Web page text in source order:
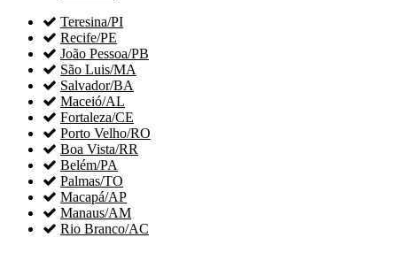
 Teresina/PI
 Recife/PE
 João Pessoa/PB
 São Luis/MA
 Salvador/BA
 Maceió/AL
 Fortaleza/CE
 Porto Velho/RO
 Boa Vista/RR
 Belém/PA
 Palmas/TO
 Macapá/AP
 Manaus/AM
 Rio Branco/AC